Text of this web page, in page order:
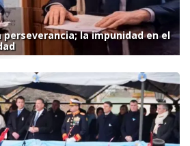
la impunidad en el